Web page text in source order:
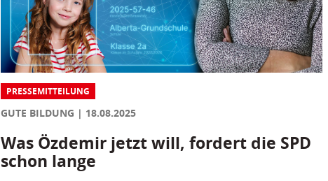
PRESSEMITTEILUNG
GUTE BILDUNG 18.08.2025
Was Özdemir jetzt will, fordert die SPD
schon lange